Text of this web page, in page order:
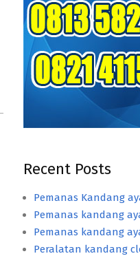
Recent Posts
Pemanas Kandang
Pemanas kandang
Pemanas kandang
Peralatan kandang